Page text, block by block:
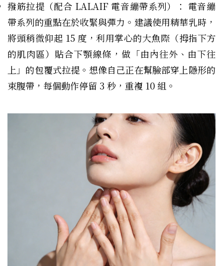
撥筋拉提（配合 LALAIF 電音繃帶系列）： 電音繃
帶系列的重點在於收緊與彈力。建議使用精華乳時，
將頭稍微仰起 15 度，利用掌心的大魚際（拇指下方
的肌肉區）貼合下顎線條，做「由內往外、由下往
上」的包覆式拉提。想像自己正在幫臉部穿上隱形的
束腹帶，每個動作停留 3 秒，重複 10 組。